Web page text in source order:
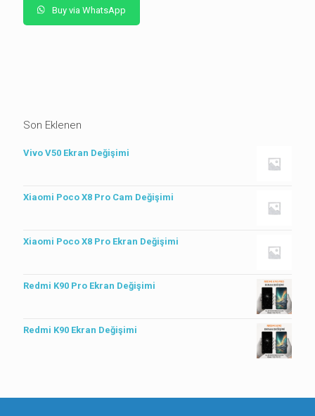
Buy via WhatsApp
Son Eklenen
Vivo V50 Ekran Değişimi
Xiaomi Poco X8 Pro Cam Değişimi
Xiaomi Poco X8 Pro Ekran Değişimi
Redmi K90 Pro Ekran Değişimi
Redmi K90 Ekran Değişimi